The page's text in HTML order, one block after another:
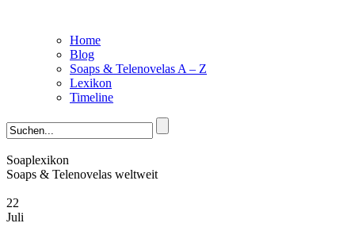
Home
Blog
Soaps & Telenovelas A – Z
Lexikon
Timeline
Soaplexikon
Soaps & Telenovelas weltweit
22
Juli